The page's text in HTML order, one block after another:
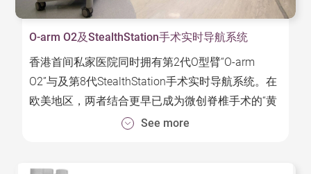
- 系统有助降低对软骨、韧带和其他组织损伤所造成
的风险，有助病人更安全地进行手术。
- 机械臂引导有助缩短手术时间，减少发生并发症的
机会，大幅提升膝关节置换手术的成功率。
O-arm O2及StealthStation手术实时导航系统
香港首间私家医院同时拥有第2代O型臂“O-arm
O2”与及第8代StealthStation手术实时导航系统。在
欧美地区，两者结合更早已成为微创脊椎手术的“黄
StealthStation 8系统，能够提供实时3D影像导航，
See more